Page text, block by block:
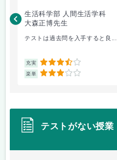
生活科学部 人間生活学科
大森正博先生
テストは過去問を入手すると良...
充実 3.5
楽単 3
テストがない授業